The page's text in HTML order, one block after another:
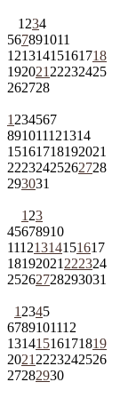
1 234
567891011
12131415161718
192021 22232425
262728
1 234567
891011121314
15161718192021
22232425262728
293031
1 23
45678910
11121314151617
18192021 222324
25262728293031
1 2345
6789101112
13141516171819
2021 2223242526
27282930